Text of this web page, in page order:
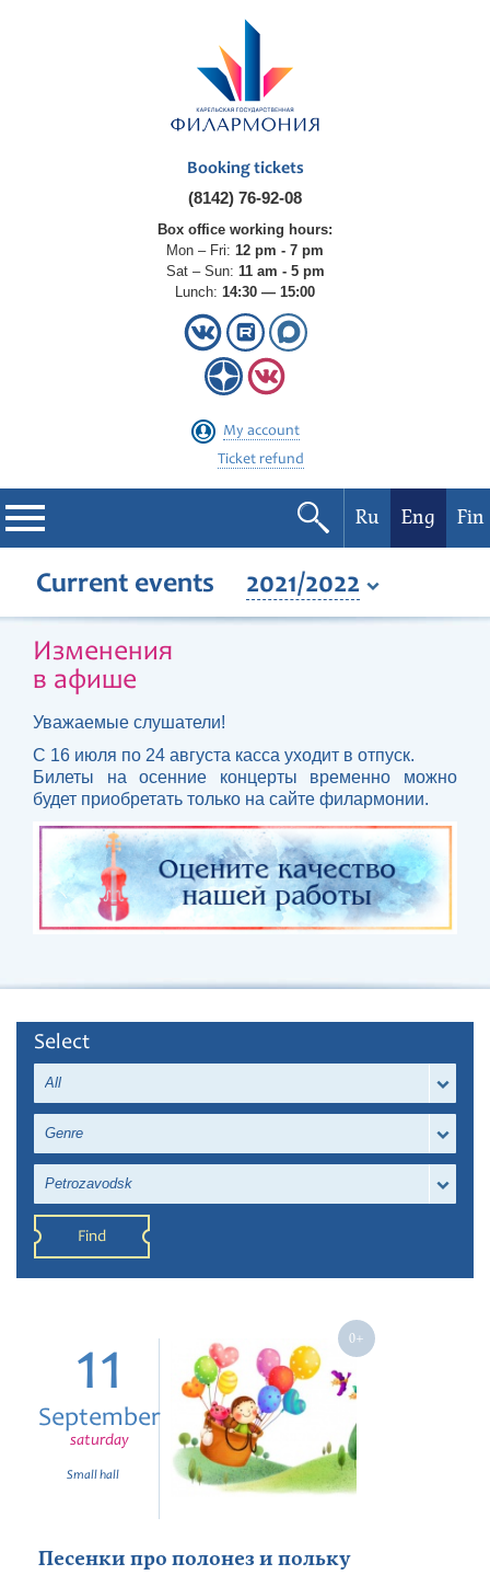
Booking tickets
(8142) 76-92-08
Box office working hours:
Mon – Fri: 12 pm - 7 pm
Sat – Sun: 11 am - 5 pm
Lunch: 14:30 — 15:00
My account
Ticket refund
Philharmonic
Current events
Festivals
Ru Eng Fin
Current events 2021/2022
Изменения
в афише
Уважаемые слушатели!
С 16 июля по 24 августа касса уходит в отпуск.
Билеты на осенние концерты временно можно
будет приобретать только на сайте филармонии.
Select
All
Genre
Petrozavodsk
Find
11
September
saturday
Small hall
Песенки про полонез и польку